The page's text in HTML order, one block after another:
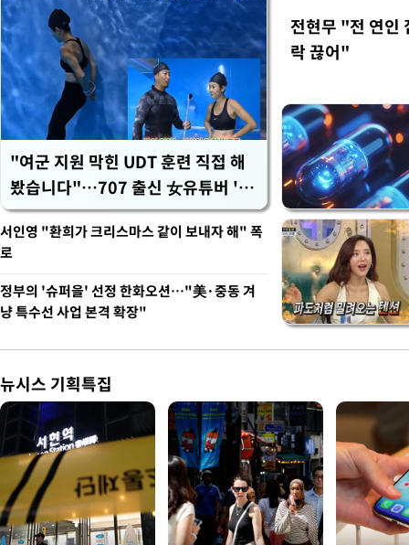
"여군 지원 막힌 UDT 훈련 직접 해
봤습니다"…707 출신 女유튜버 '완
벽 소화'
전현무 "전 연인
락 끊어"
서인영 "환희가 크리스마스 같이 보내자 해" 폭
로
정부의 '슈퍼을' 선정 한화오션…"美·중동 겨
냥 특수선 사업 본격 확장"
뉴시스 기획특집